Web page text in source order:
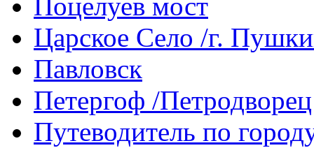
Поцелуев мост
Царское Село /г.
Павловск
Петергоф /Петродворец
Путеводитель по